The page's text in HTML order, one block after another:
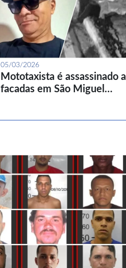
05/03/2026
Mototaxista é assassinado a
facadas em São Miguel…